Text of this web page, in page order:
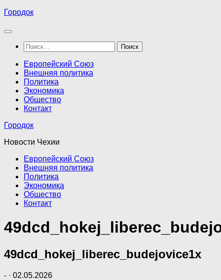
Перейти
содержимому
Городок
Найти:
Европейский Союз
Внешняя политика
Политика
Экономика
Общество
Контакт
Городок
Новости Чехии
Европейский Союз
Внешняя политика
Политика
Экономика
Общество
Контакт
49dcd_hokej_liberec_budejovice1x
- · 02.05.2026